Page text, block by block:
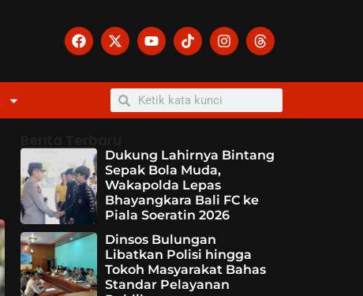
Dukung Lahirnya Bintang
Sepak Bola Muda,
Wakapolda Lepas
Bhayangkara Bali FC ke
Piala Soeratin 2026
Dinsos Bulungan
Libatkan Polisi hingga
Tokoh Masyarakat Bahas
Standar Pelayanan